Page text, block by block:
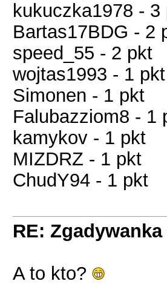
kukuczka1978 - 3
Bartas17BDG - 2
speed_55 - 2 pkt
wojtas1993 - 1 pkt
Simonen - 1 pkt
Falubazziom8 - 1
kamykov - 1 pkt
MIZDRZ - 1 pkt
ChudY94 - 1 pkt
RE:
A to kto?